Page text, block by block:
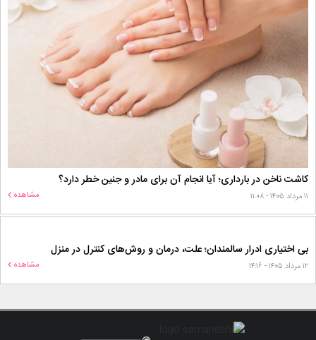
کاشت ناخن در بارداری؛ آیا انجام آن برای مادر و جنین خطر دارد؟
۱۱ مرداد ۱۴۰۵ - ۱۱:۰۸ مشاهده
بی اختیاری ادرار سالمندان؛ علت، درمان و روش‌های کنترل در منزل
۱۲ مرداد ۱۴۰۵ - ۱۴:۱۶ مشاهده